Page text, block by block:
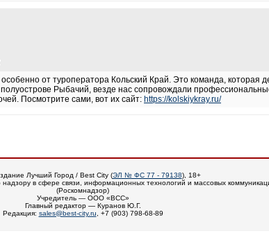
от туроператора Кольский Край. Это команда, которая
Рыбачий, везде нас сопровождали
Посмотрите сами, вот их сайт: https://kolskiykray.ru/
Лучший Город / Best City (ЭЛ № ФС 77 - 79138), 18+
в сфере связи, информационных технологий и массовых
(Роскомнадзор)
Учредитель — ООО «ВСС»
Главный редактор — Куранов Ю.Г.
Редакция: sales@best-city.ru , +7 (903) 798-68-89